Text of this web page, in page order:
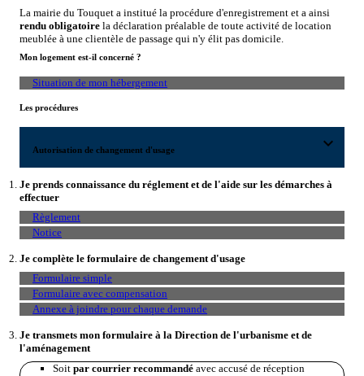
La mairie du Touquet a institué la procédure d'enregistrement et a ainsi
rendu obligatoire la déclaration préalable de toute activité de location
meublée à une clientèle de passage qui n'y élit pas domicile.
Mon logement est-il concerné ?
Situation de mon hébergement
Les procédures
Autorisation de changement d'usage expand_more
Je prends connaissance du réglement et de l'aide sur les démarches à
effectuer
Règlement
Notice
Je complète le formulaire de changement d'usage
Formulaire simple
Formulaire avec compensation
Annexe à joindre pour chaque demande
Je transmets mon formulaire à la Direction de l'urbanisme et de
l'aménagement
Soit par courrier recommandé avec accusé de réception